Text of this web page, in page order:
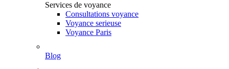
Services de voyance
Consultations voyance
Voyance serieuse
Voyance Paris
Blog